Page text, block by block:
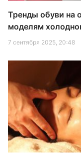
Тренды обуви на
моделям
7 сентября 2025, 20:48